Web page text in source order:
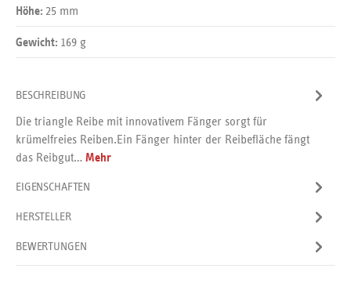
Höhe: 25 mm
Gewicht: 169 g
BESCHREIBUNG
Die triangle Reibe mit innovativem Fänger sorgt für
krümelfreies Reiben.Ein Fänger hinter der Reibefläche fängt
das Reibgut… Mehr
EIGENSCHAFTEN
HERSTELLER
BEWERTUNGEN